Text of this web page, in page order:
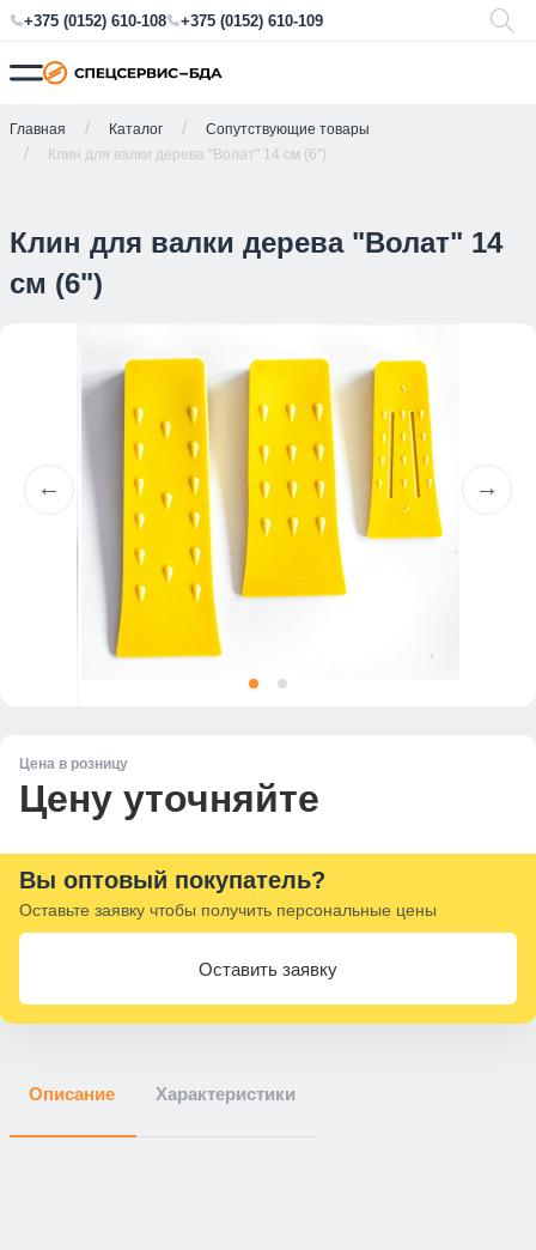
+375 (0152) 610-108 +375 (0152) 610-109
Главная Каталог
Сопутствующие товары
Клин для валки дерева "Волат" 14 см (6")
Клин для валки дерева "Волат" 14
см (6")
Цена в розницу
Цену уточняйте
Вы оптовый покупатель?
Оставьте заявку чтобы получить персональные цены
Оставить заявку
Описание Характеристики